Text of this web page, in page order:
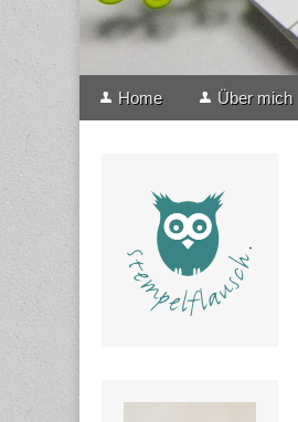
Main
Skip
Home Über mich